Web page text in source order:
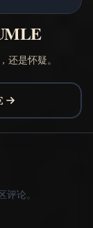
还是怀疑。
论。